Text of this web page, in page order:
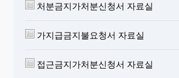
처분금지가처분신청서 자료실
가지급금지불요청서 자료실
접근금지가처분신청서 자료실